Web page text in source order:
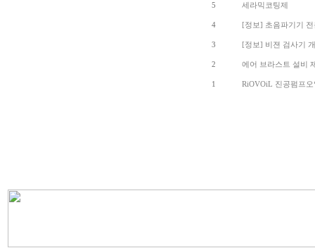
5 세라믹코팅제
4 [정보] 초음파기기
3 [정보] 비젼 검사기
2 에어 브라스트 설비
1 RiOVOiL 진공펌프